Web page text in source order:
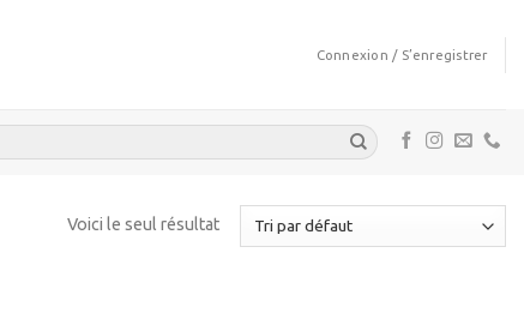
Connexion / S’enregistrer
Voici le seul résultat